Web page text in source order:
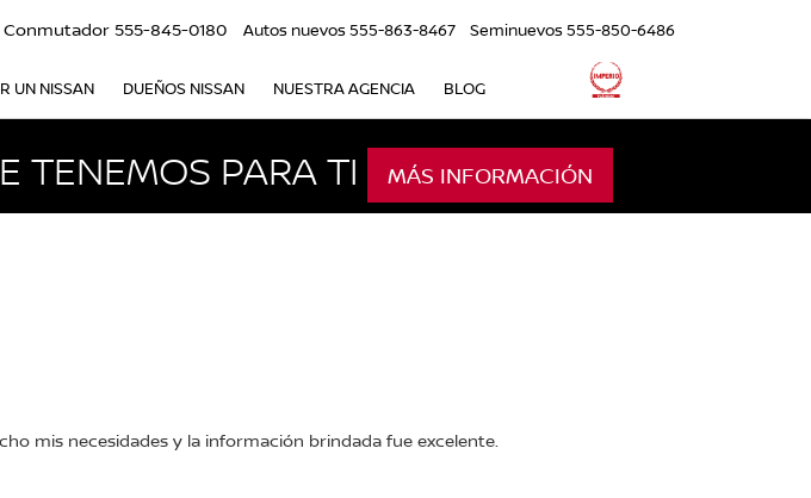
Conmutador 555-845-0180 Autos nuevos555-863-8467 Seminuevos555-850-6486
UN NISSAN DUEÑOS NISSAN NUESTRA AGENCIA BLOG
TENEMOS PARA TI MÁS INFORMACIÓN
mis necesidades y la información brindada fue excelente.